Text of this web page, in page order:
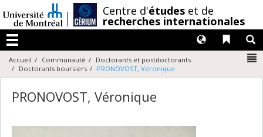
au
contenu
Centre d'études et de
recherches internationales
Menu
Liens
Langues
Accueil Communauté
Doctorants et postdoctorants
Doctorants boursiers
PRONOVOST, Véronique
PRONOVOST, Véronique